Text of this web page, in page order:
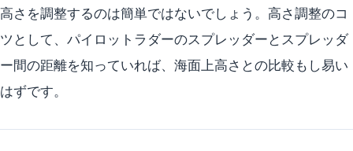
高さを調整するのは簡単ではないでしょう。高さ調整のコ
ツとして、パイロットラダーのスプレッダーとスプレッダ
ー間の距離を知っていれば、海面上高さとの比較もし易い
はずです。